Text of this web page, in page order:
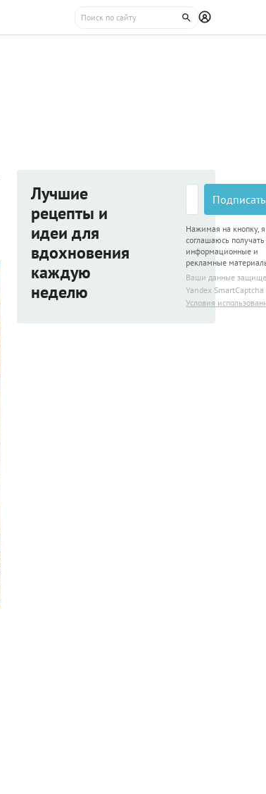
Лучшие
рецепты и
идеи для
вдохновения
каждую
неделю
Нажимая на кнопку, я
соглашаюсь получать
информационные и
рекламные
Ваши данные
Yandex SmartCaptcha
Условия